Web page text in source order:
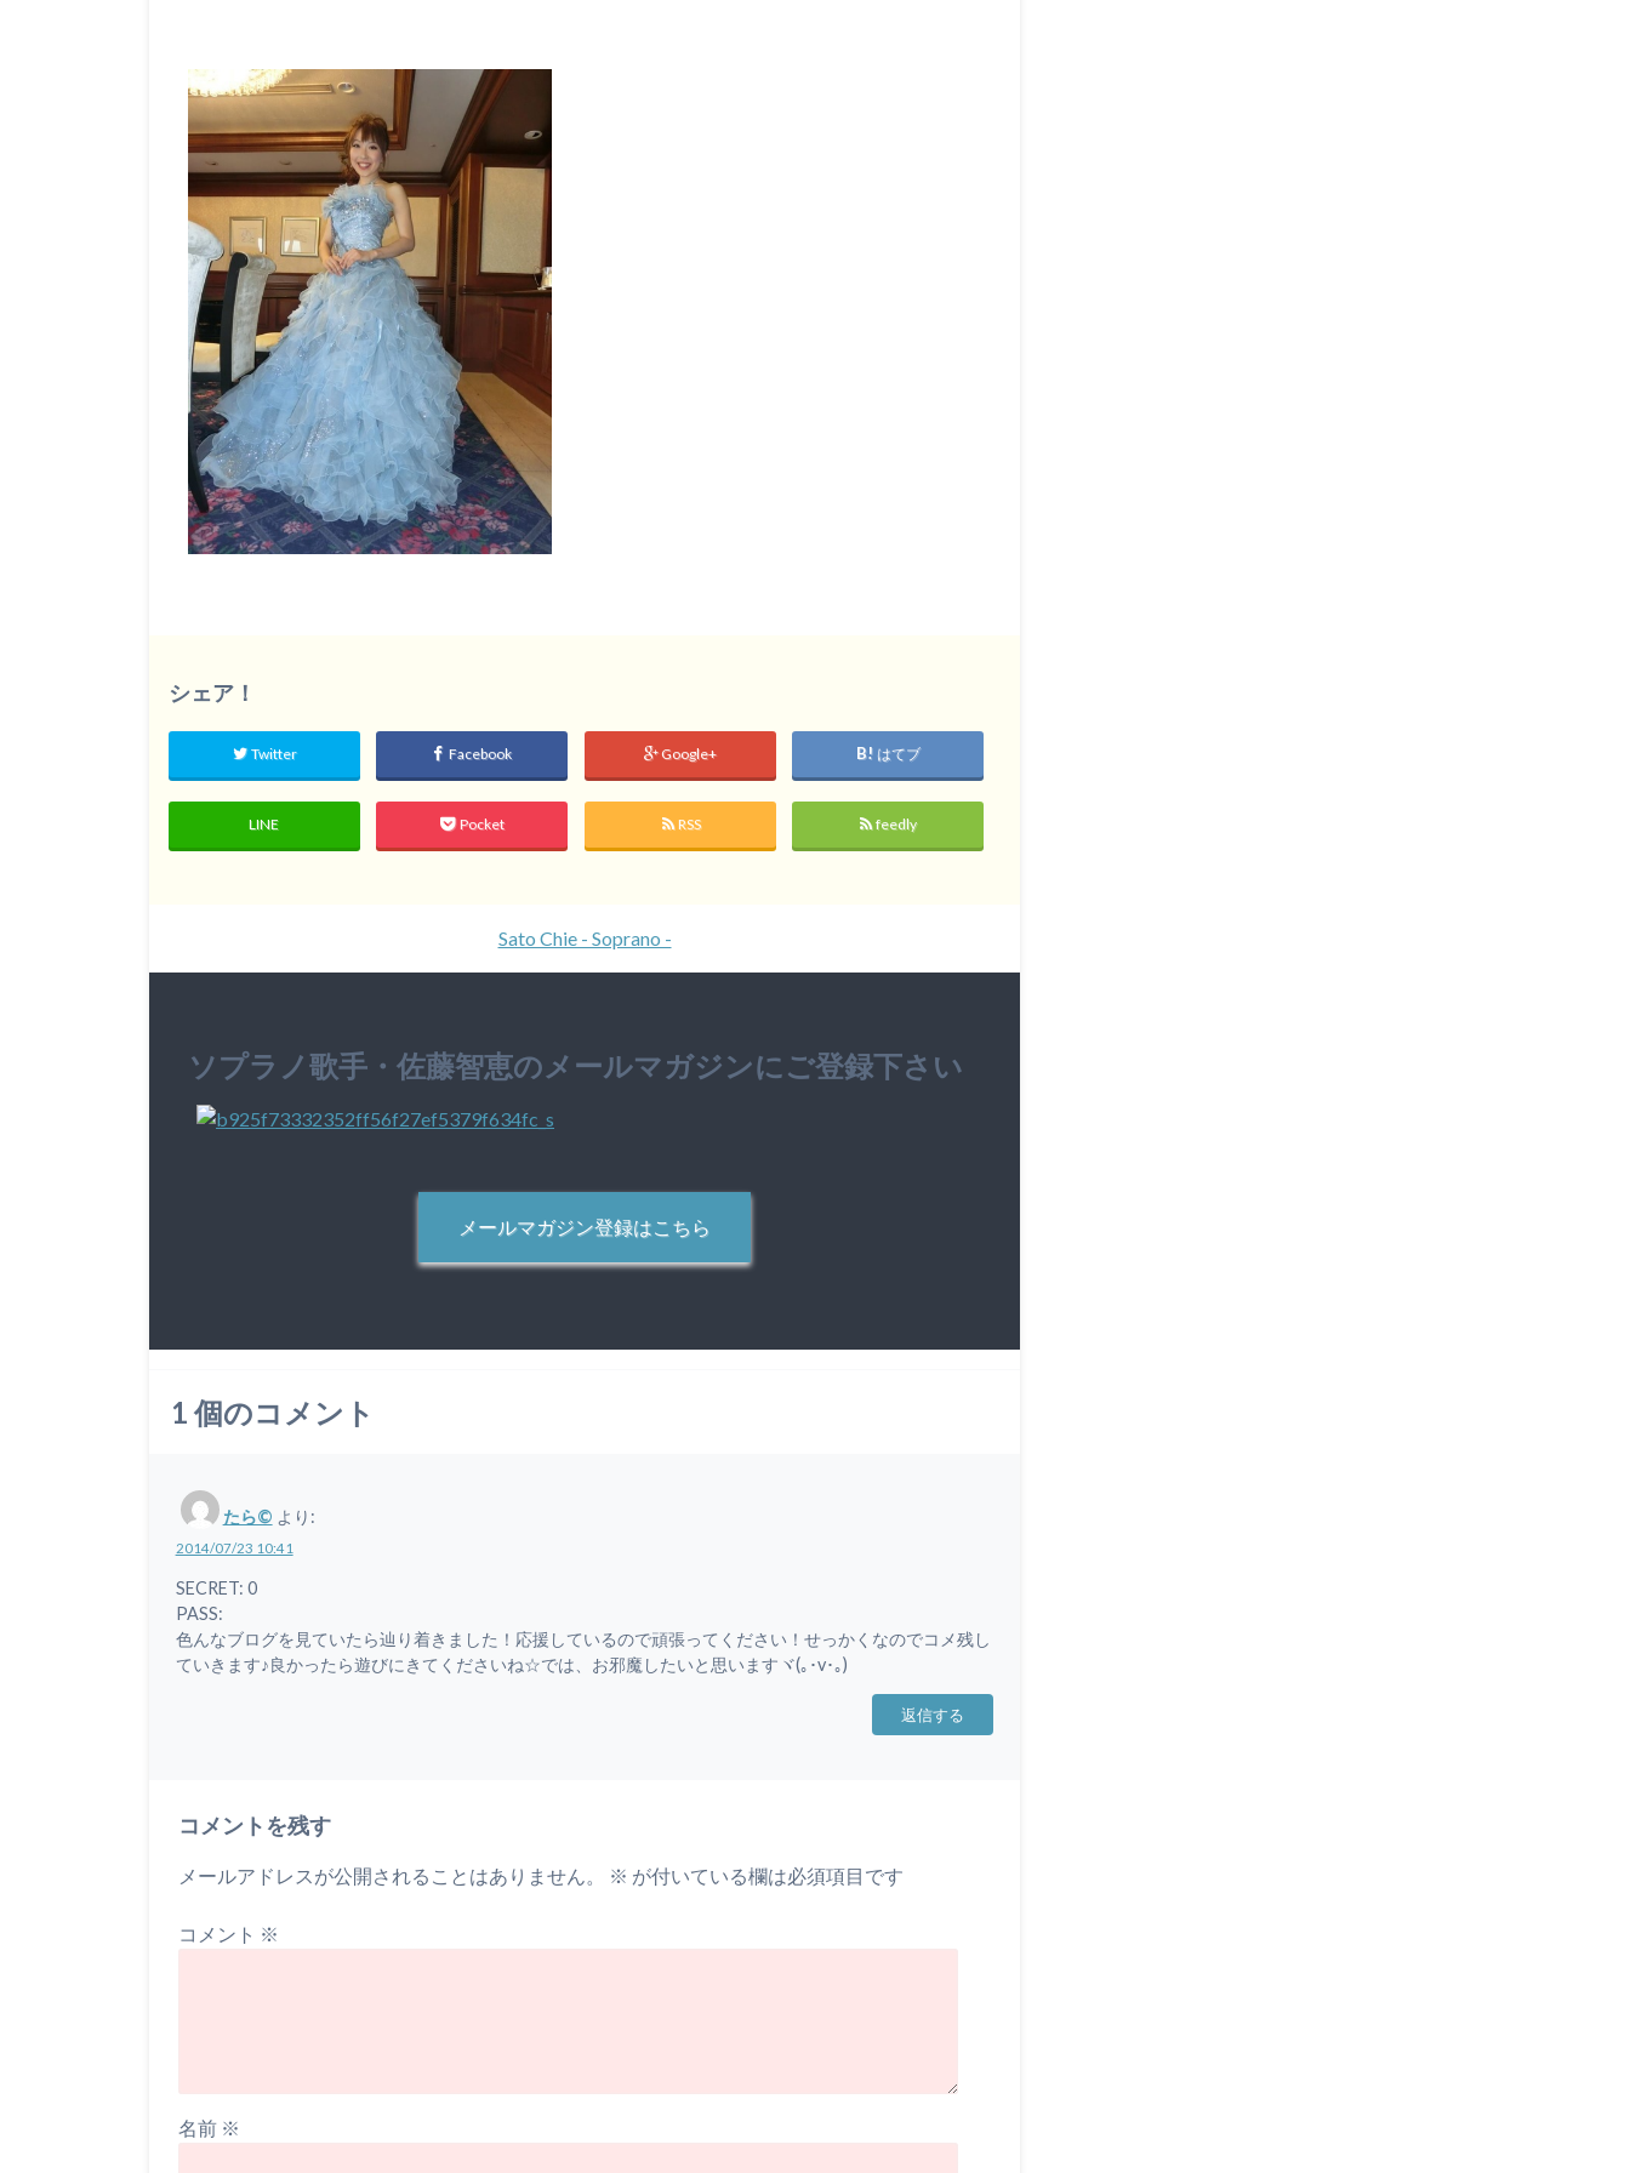
シェア！
Twitter Facebook Google+ はてブ
LINE Pocket RSS feedly
Sato Chie - Soprano -
ソプラノ歌手・佐藤智恵のメールマガジンにご登録下さい
メールマガジン登録はこちら
1 個のコメント
たら© より:
2014/07/23 10:41
SECRET: 0
PASS:
色んなブログを見ていたら辿り着きました！応援しているので頑張ってください！せっかくなのでコメ残し
ていきます♪良かったら遊びにきてくださいね☆では、お邪魔したいと思いますヾ(｡･v･｡)
返信する
コメントを残す
メールアドレスが公開されることはありません。 ※ が付いている欄は必須項目です
コメント ※
名前 ※